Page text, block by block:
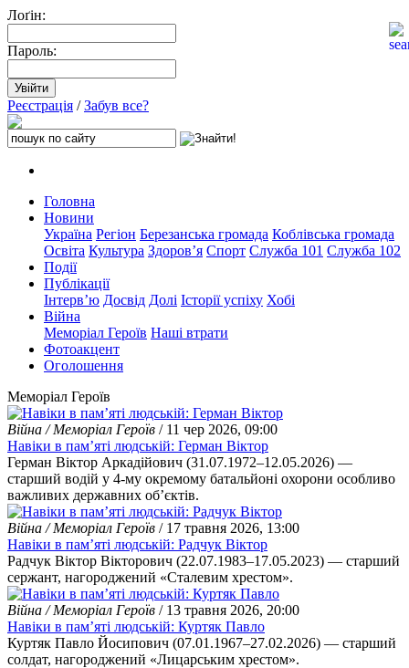
Лоґін:
Пароль:
Реєстрація /Забув все?
Головна
Новини
Україна Регіон Березанська громада Коблівська громада
Освіта Культура Здоров’я Спорт Служба 101 Служба 102
Події
Публікації
Інтерв’ю Досвід Долі Історії успіху Хобі
Війна
Меморіал Героїв Наші втрати
Фотоакцент
Оголошення
Меморіал Героїв
Війна / Меморіал Героїв / 11 чер 2026, 09:00
Навіки в пам’яті людській: Герман Віктор
Герман Віктор Аркадійович (31.07.1972–12.05.2026) —
старший водій у 4-му окремому батальйоні охорони особливо
важливих державних об’єктів.
Війна / Меморіал Героїв / 17 травня 2026, 13:00
Навіки в пам’яті людській: Радчук Віктор
Радчук Віктор Вікторович (22.07.1983–17.05.2023) — старший
сержант, нагороджений «Сталевим хрестом».
Війна / Меморіал Героїв / 13 травня 2026, 20:00
Навіки в пам’яті людській: Куртяк Павло
Куртяк Павло Йосипович (07.01.1967–27.02.2026) — старший
солдат, нагороджений «Лицарським хрестом».